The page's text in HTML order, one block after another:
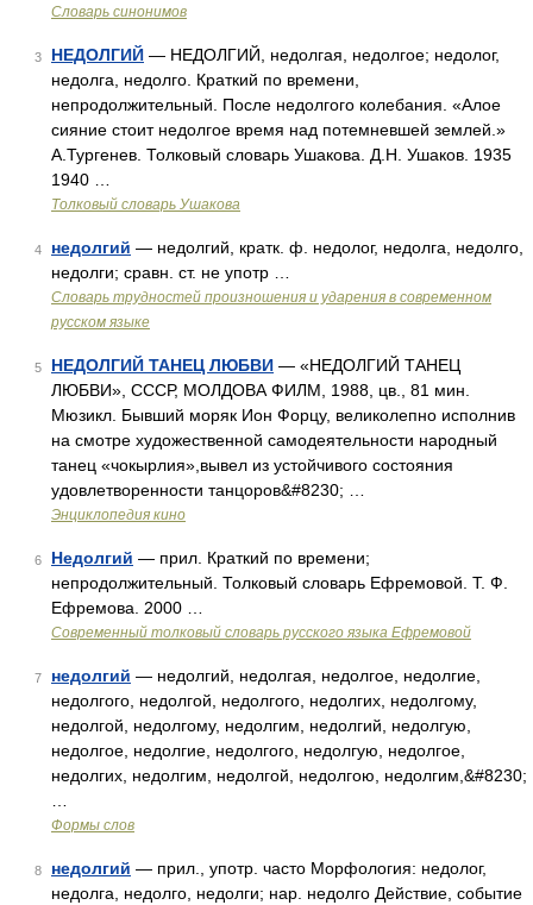
Словарь синонимов
3 НЕДОЛГИЙ — НЕДОЛГИЙ, недолгая, недолгое; недолог,
недолга, недолго. Краткий по времени,
непродолжительный. После недолгого колебания. «Алое
сияние стоит недолгое время над потемневшей землей.»
А.Тургенев. Толковый словарь Ушакова. Д.Н. Ушаков. 1935
1940 …
Толковый словарь Ушакова
4 недолгий — недолгий, кратк. ф. недолог, недолга, недолго,
недолги; сравн. ст. не употр …
Словарь трудностей произношения и ударения в современном
русском языке
5 НЕДОЛГИЙ ТАНЕЦ ЛЮБВИ — «НЕДОЛГИЙ ТАНЕЦ
ЛЮБВИ», СССР, МОЛДОВА ФИЛМ, 1988, цв., 81 мин.
Мюзикл. Бывший моряк Ион Форцу, великолепно исполнив
на смотре художественной самодеятельности народный
танец «чокырлия»,вывел из устойчивого состояния
удовлетворенности танцоров&#8230; …
Энциклопедия кино
6 Недолгий — прил. Краткий по времени;
непродолжительный. Толковый словарь Ефремовой. Т. Ф.
Ефремова. 2000 …
Современный толковый словарь русского языка Ефремовой
7 недолгий — недолгий, недолгая, недолгое, недолгие,
недолгого, недолгой, недолгого, недолгих, недолгому,
недолгой, недолгому, недолгим, недолгий, недолгую,
недолгое, недолгие, недолгого, недолгую, недолгое,
недолгих, недолгим, недолгой, недолгою, недолгим,&#8230;
Формы слов
8 недолгий — прил., употр. часто Морфология: недолог,
недолга, недолго, недолги; нар. недолго Действие, событие